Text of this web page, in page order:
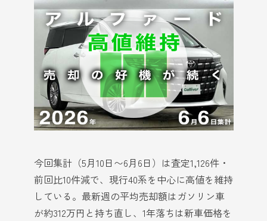
今回集計（5月10日〜6月6日）は査定1,126件・
前回比10件減で、現行40系を中心に高値を維持
している。最新週の平均売却額はガソリン車
が約312万円と持ち直し、1年落ちは新車価格を